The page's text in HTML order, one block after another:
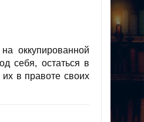
оккупированной
себя, остаться в
в правоте своих